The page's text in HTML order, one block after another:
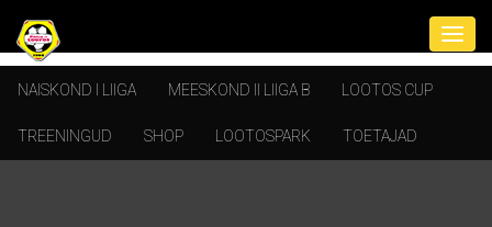
NAISKOND I LIIGA MEESKOND II LIIGA B LOOTOS CUP
TREENINGUD SHOP LOOTOSPARK TOETAJAD